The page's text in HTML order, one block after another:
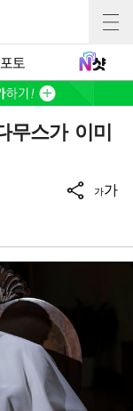
포토
스가 이미
가가